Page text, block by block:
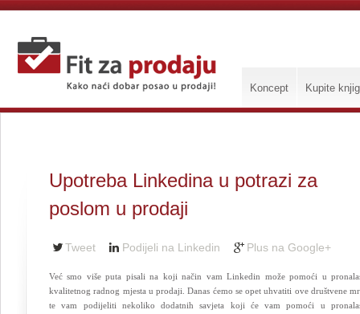
Koncept Kupite
Upotreba Linkedina u potrazi za
poslom u prodaji
Tweet Podijeli na Linkedin Plus na Google+
Već smo više puta pisali na koji način vam Linkedin može pomoći u
kvalitetnog radnog mjesta u prodaji. Danas ćemo se opet uhvatiti ove društvene
te vam podijeliti nekoliko dodatnih savjeta koji će vam pomoći u